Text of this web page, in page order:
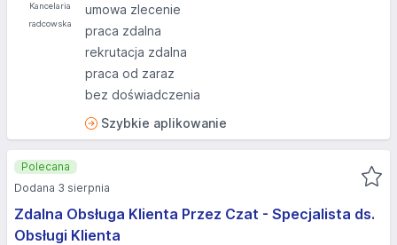
umowa zlecenie
praca zdalna
rekrutacja zdalna
praca od zaraz
bez doświadczenia
Szybkie aplikowanie
Zdalna Obsługa Klienta Przez Czat - Specjalista ds.
Obsługi Klienta
Polecana
Dodana 3 sierpnia